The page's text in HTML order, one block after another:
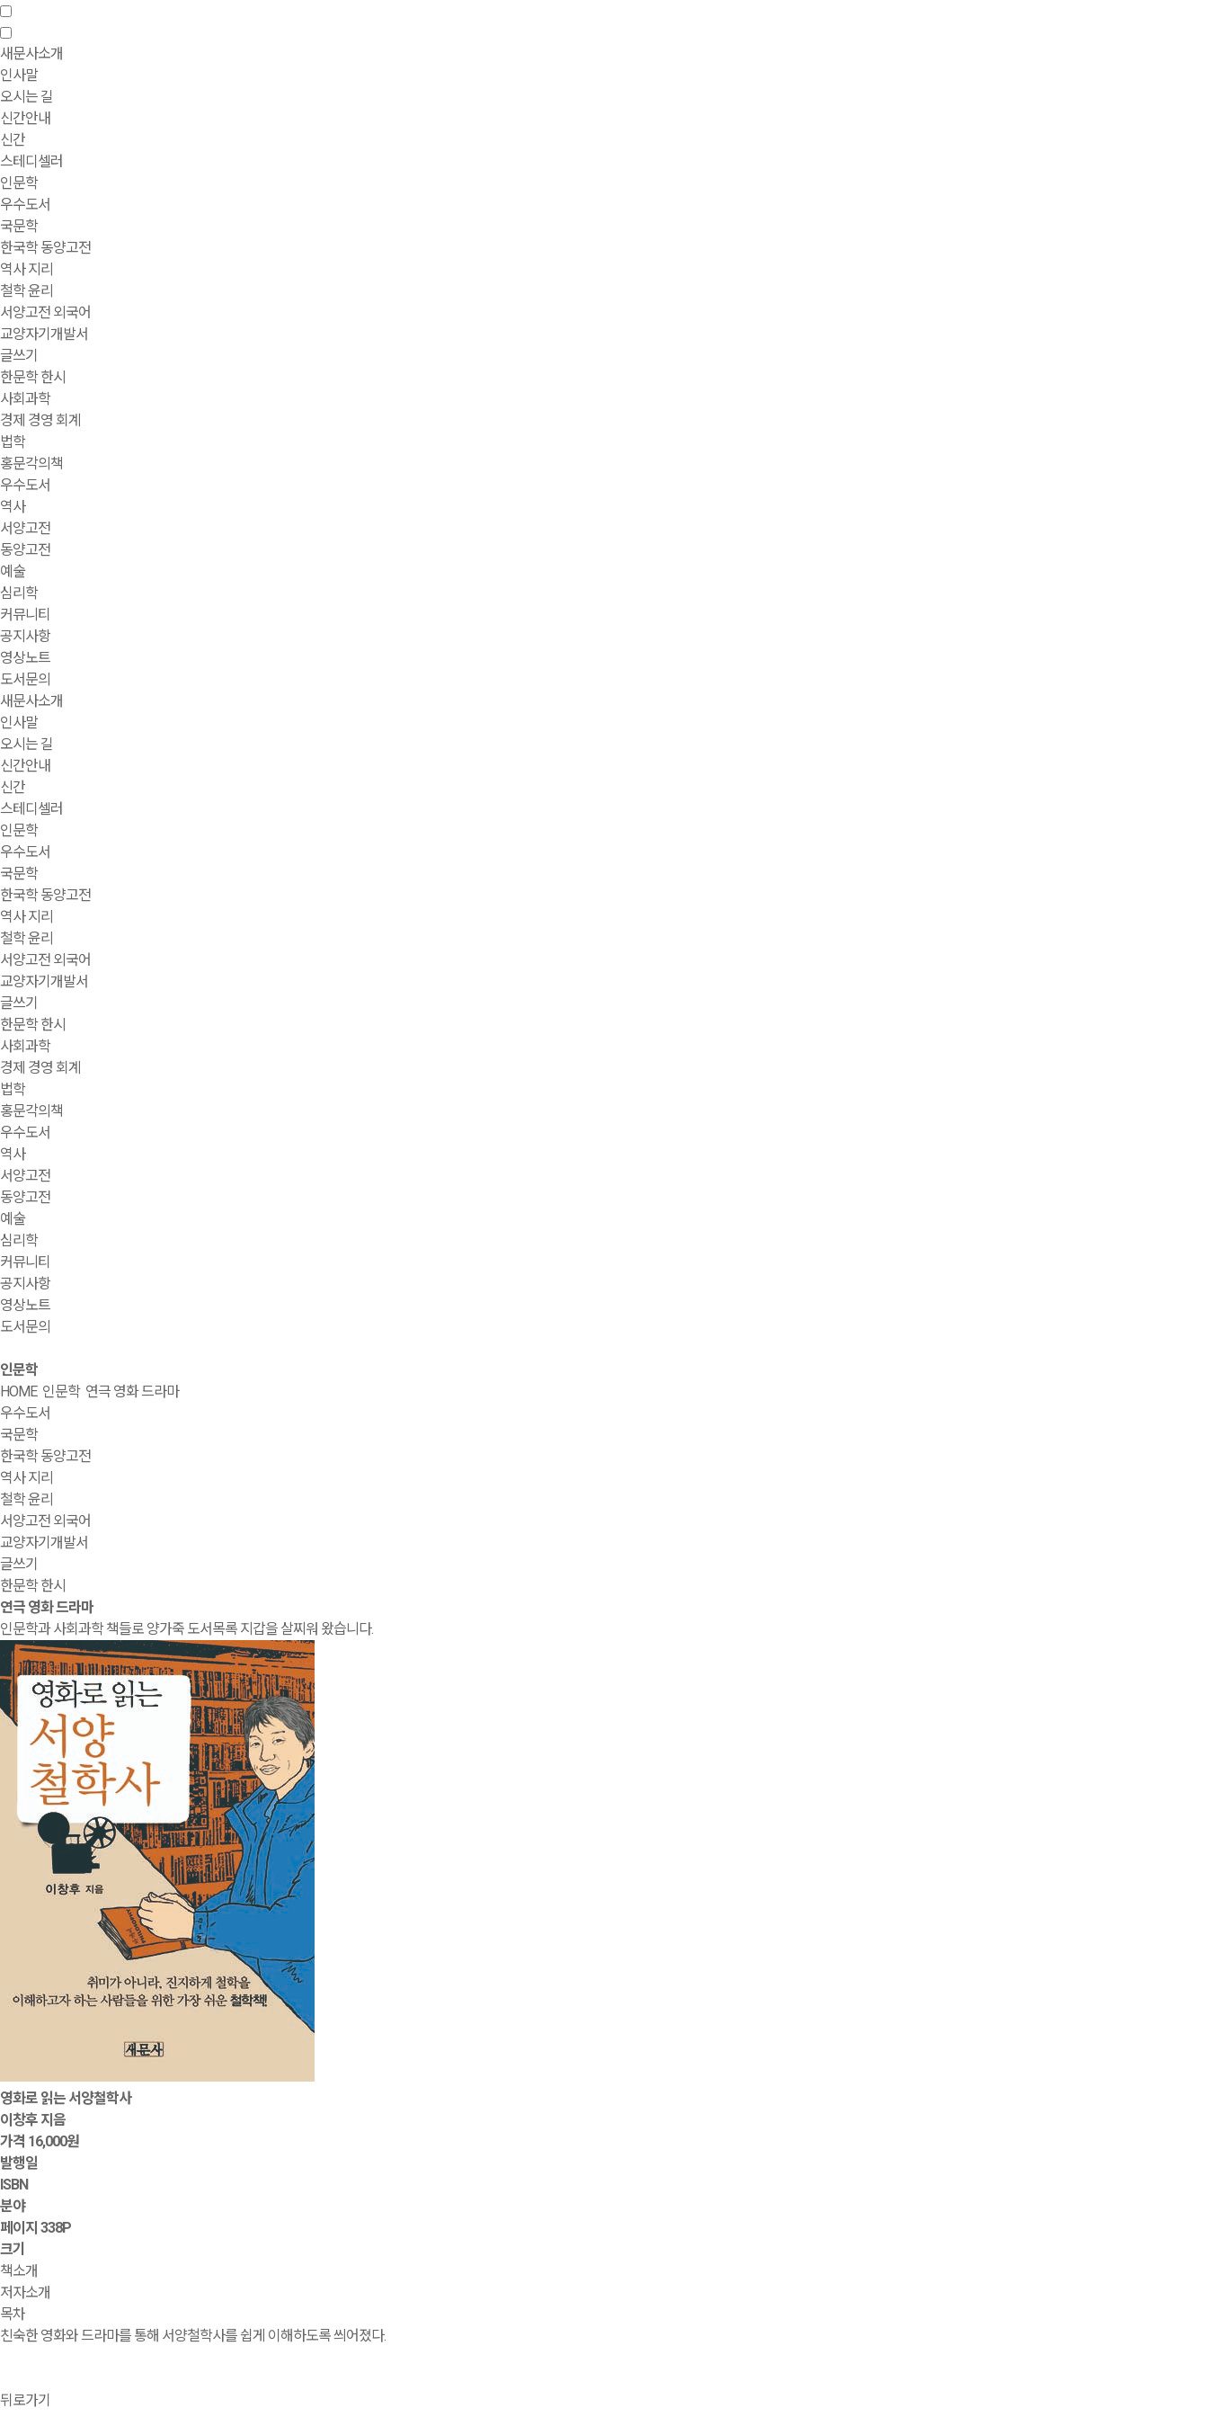
새문사소개
인사말
오시는 길
신간안내
신간
스테디셀러
인문학
우수도서
국문학
한국학 동양고전
역사 지리
철학 윤리
서양고전 외국어
교양자기개발서
글쓰기
한문학 한시
사회과학
경제 경영 회계
법학
홍문각의책
우수도서
역사
서양고전
동양고전
예술
심리학
커뮤니티
공지사항
영상노트
도서문의
새문사소개
인사말
오시는 길
신간안내
신간
스테디셀러
인문학
우수도서
국문학
한국학 동양고전
역사 지리
철학 윤리
서양고전 외국어
교양자기개발서
글쓰기
한문학 한시
사회과학
경제 경영 회계
법학
홍문각의책
우수도서
역사
서양고전
동양고전
예술
심리학
커뮤니티
공지사항
영상노트
도서문의
인문학
HOME 인문학 연극 영화 드라마
우수도서
국문학
한국학 동양고전
역사 지리
철학 윤리
서양고전 외국어
교양자기개발서
글쓰기
한문학 한시
연극 영화 드라마
인문학과 사회과학 책들로 양가죽 도서목록 지갑을 살찌워 왔습니다.
영화로 읽는 서양철학사
이창후 지음
가격 16,000원
발행일
ISBN
분야
페이지 338P
크기
책소개
저자소개
목차
친숙한 영화와 드라마를 통해 서양철학사를 쉽게 이해하도록 씌어졌다.
뒤로가기